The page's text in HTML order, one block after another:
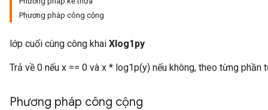
Phương pháp công cộng
lớp cuối cùng công khai Xlog1py
Trả về 0 nếu x == 0 và x * log1p(y) nếu không, theo từng phần
Phương pháp công cộng